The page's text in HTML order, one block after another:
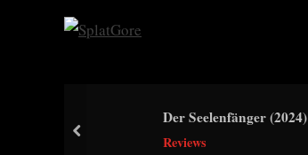
Der Seelenfänger (2024)
Reviews
prev